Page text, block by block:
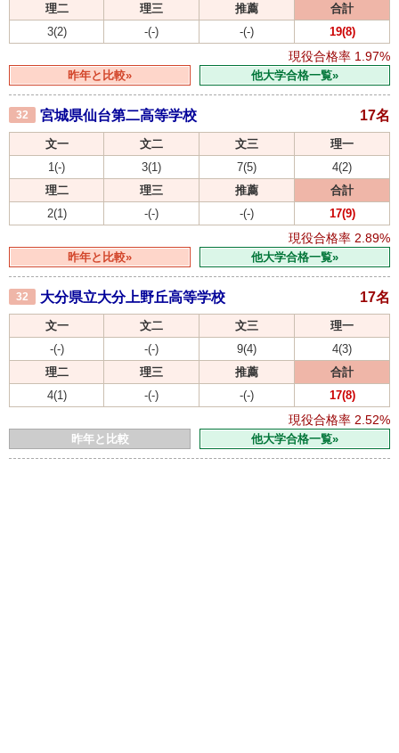
理二
理三 推薦
合計
3(2)
-(-) -(-) 19(8)
現役合格率 1.97%
昨年と比較» 他大学合格一覧»
32 宮城県仙台第二高等学校 17名
文一 文二 文三
理一
1(-)
3(1) 7(5)
4(2)
理二
理三 推薦
合計
2(1)
-(-) -(-) 17(9)
現役合格率 2.89%
昨年と比較» 他大学合格一覧»
32 大分県立大分上野丘高等学校 17名
文一 文二 文三
理一
-(-)
-(-) 9(4)
4(3)
理二
理三 推薦
合計
4(1)
-(-) -(-) 17(8)
現役合格率 2.52%
昨年と比較 他大学合格一覧»